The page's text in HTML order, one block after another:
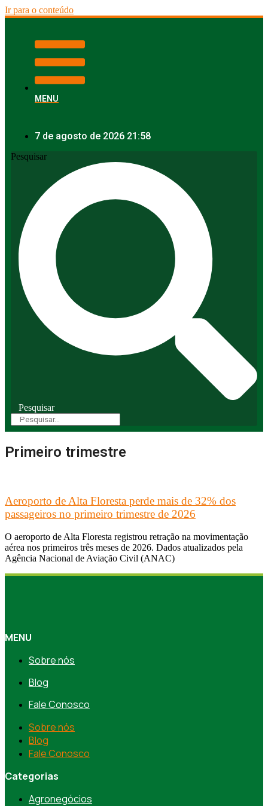
Ir para o conteúdo
MENU
7 de agosto de 2026 21:58
Pesquisar
Pesquisar
Primeiro trimestre
Aeroporto de Alta Floresta perde mais de 32% dos
passageiros no primeiro trimestre de 2026
O aeroporto de Alta Floresta registrou retração na movimentação
aérea nos primeiros três meses de 2026. Dados atualizados pela
Agência Nacional de Aviação Civil (ANAC)
MENU
Sobre nós
Blog
Fale Conosco
Sobre nós
Blog
Fale Conosco
Categorias
Agronegócios